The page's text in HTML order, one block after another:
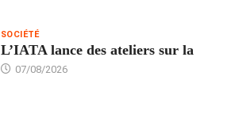
SOCIÉTÉ
L’IATA lance des ateliers sur la
07/08/2026